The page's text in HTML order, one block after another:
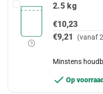
2.5 kg
€10,23
€9,21 (vanaf
Minstens
Op voorraad